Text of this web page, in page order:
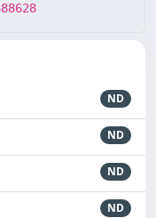
ND
ND
ND
ND